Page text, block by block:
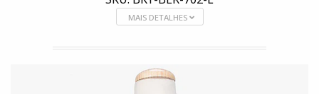
MAIS DETALHES